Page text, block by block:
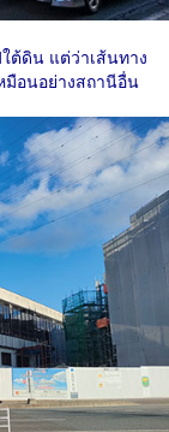
ต้ดิน แต่ว่าเส้นทาง
มือนอย่างสถานีอื่น